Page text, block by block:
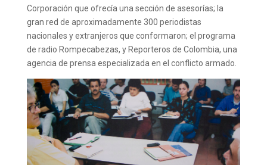
Corporación que ofrecía una sección de asesorías; la
gran red de aproximadamente 300 periodistas
nacionales y extranjeros que conformaron; el programa
de radio Rompecabezas, y Reporteros de Colombia, una
agencia de prensa especializada en el conflicto armado.